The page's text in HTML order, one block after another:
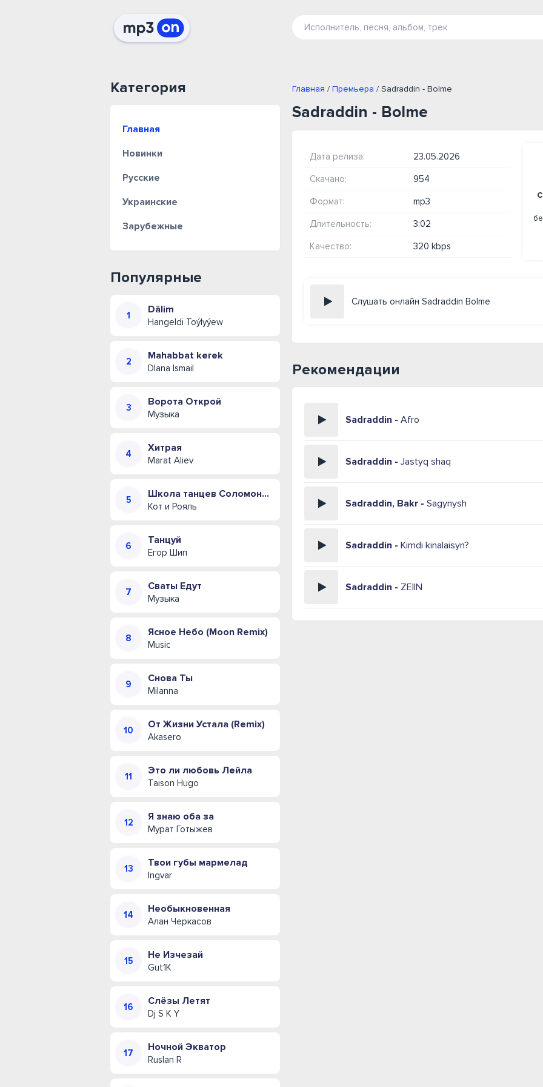
Категория
Главная
Новинки
Русские
Украинские
Зарубежные
Популярные
Dälim
Hangeldi Toýlyýew
Mahabbat kerek
DIana Ismail
Ворота Открой
Музыка
Хитрая
Marat Aliev
Школа танцев Соломона Пляра (Одесская музыкальная комедия)
Кот и Рояль
Танцуй
Егор Шип
Сваты Едут
Музыка
Ясное Небо (Moon Remix)
Music
Снова Ты
Milanna
От Жизни Устала (Remix)
Akasero
Это ли любовь Лейла
Taison Hugo
Я знаю оба за
Мурат Готыжев
Твои губы мармелад
Ingvar
Необыкновенная
Алан Черкасов
Не Изчезай
Gut1K
Слёзы Летят
Dj S K Y
Ночной Экватор
Ruslan R
Главная / Премьера / Sadraddin - Bolme
Sadraddin - Bolme
Дата релиза: 23.05.2026
Скачано: 954
Формат: mp3
Длительность: 3:02
Качество: 320 kbps
Слушать онлайн Sadraddin Bolme
Рекомендации
Sadraddin - Afro
Sadraddin - Jastyq shaq
Sadraddin, Bakr - Sagynysh
Sadraddin - Kimdi kinalaisyn?
Sadraddin - ZEIIN